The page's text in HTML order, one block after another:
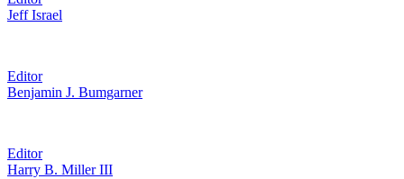
Jeff Israel
Editor
Benjamin J. Bumgarner
Editor
Harry B. Miller III